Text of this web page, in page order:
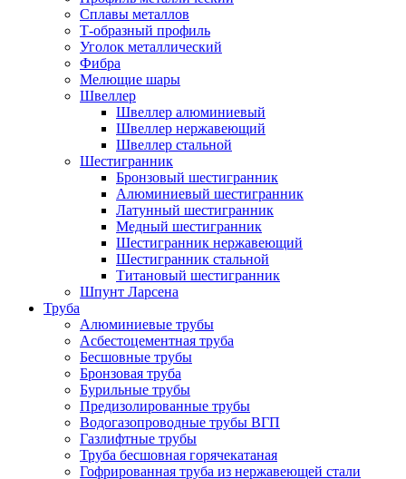
Сплавы металлов
Т-образный профиль
Уголок металлический
Фибра
Мелющие шары
Швеллер
Швеллер алюминиевый
Швеллер нержавеющий
Швеллер стальной
Шестигранник
Бронзовый шестигранник
Алюминиевый шестигранник
Латунный шестигранник
Медный шестигранник
Шестигранник нержавеющий
Шестигранник стальной
Титановый шестигранник
Шпунт Ларсена
Труба
Алюминиевые трубы
Асбестоцементная труба
Бесшовные трубы
Бронзовая труба
Бурильные трубы
Предизолированные трубы
Водогазопроводные трубы ВГП
Газлифтные трубы
Труба бесшовная горячекатаная
Гофрированная труба из нержавеющей стали